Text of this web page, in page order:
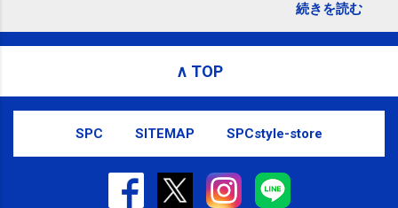
subscribed to email updates from サクマフィジカルコ
ンディショニング(@SPCstyle) - Twilog To stop
Email delivery powered by Google Google Inc., 1600
Amphitheatre Parkway, Mountain View, CA 94043,
続きを読む
∧ TOP
SPC SITEMAP SPCstyle-store